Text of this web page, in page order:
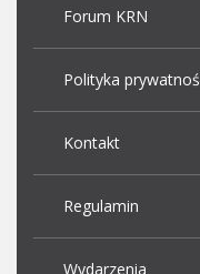
Forum KRN
Polityka
Kontakt
Regulamin
Wydarzenia